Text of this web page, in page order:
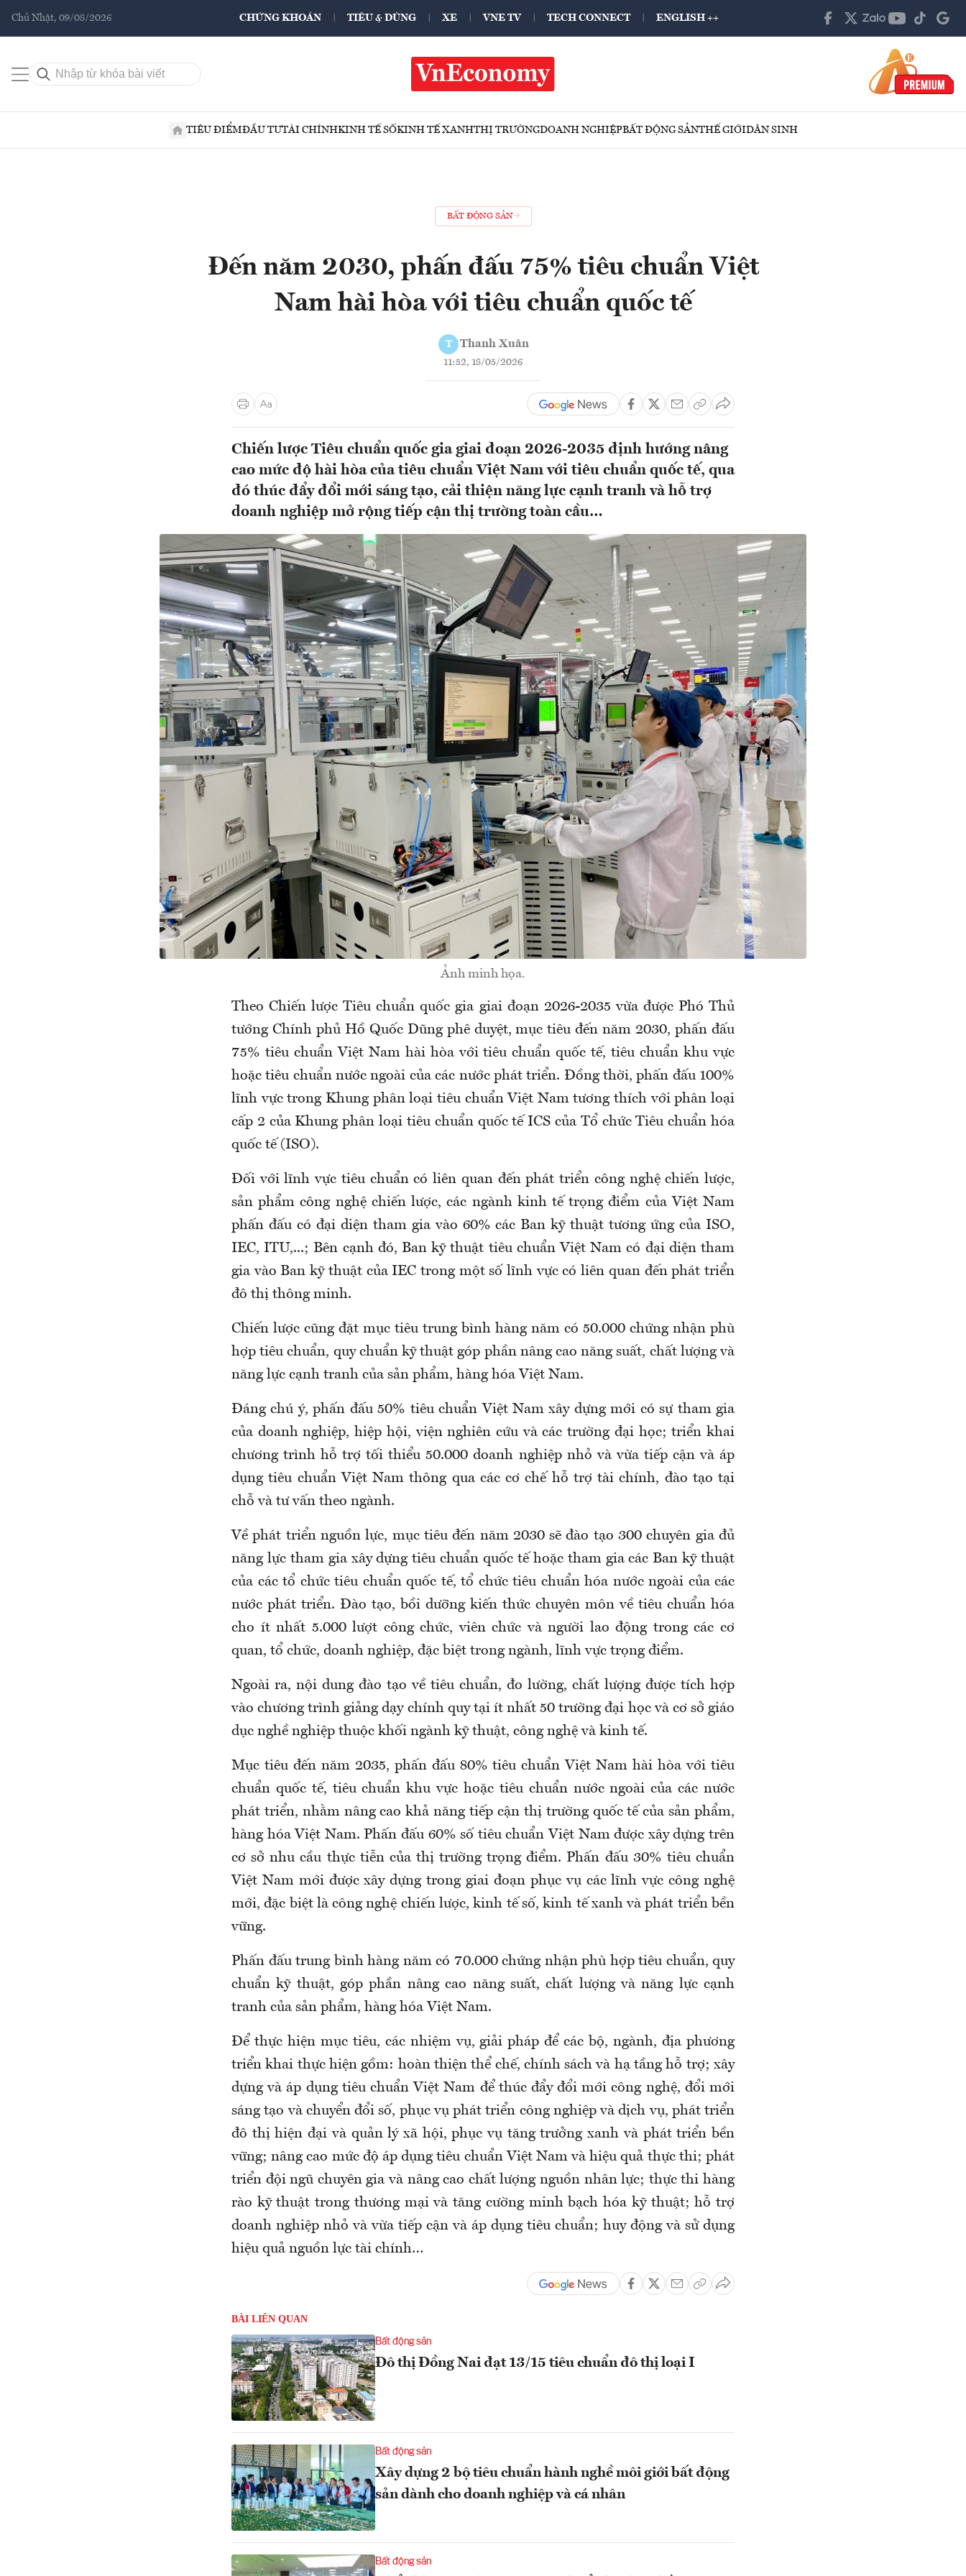
Chủ Nhật, 09/08/2026 CHỨNG KHOÁN TIÊU & DÙNG XE VNE TV TECH CONNECT ENGLISH ++
TIÊU ĐIỂMĐẦU TƯTÀI CHÍNHKINH TẾ SỐKINH TẾ XANHTHỊ TRƯỜNGDOANH NGHIỆPBẤT ĐỘNG SẢNTHẾ GIỚIDÂN SINH
BẤT ĐỘNG SẢN
Đến năm 2030, phấn đấu 75% tiêu chuẩn Việt
Nam hài hòa với tiêu chuẩn quốc tế
T Thanh Xuân
11:52, 18/05/2026
Chiến lược Tiêu chuẩn quốc gia giai đoạn 2026-2035 định hướng nâng
cao mức độ hài hòa của tiêu chuẩn Việt Nam với tiêu chuẩn quốc tế, qua
đó thúc đẩy đổi mới sáng tạo, cải thiện năng lực cạnh tranh và hỗ trợ
doanh nghiệp mở rộng tiếp cận thị trường toàn cầu…
Ảnh minh họa.
Theo Chiến lược Tiêu chuẩn quốc gia giai đoạn 2026-2035 vừa được Phó Thủ
tướng Chính phủ Hồ Quốc Dũng phê duyệt, mục tiêu đến năm 2030, phấn đấu
75% tiêu chuẩn Việt Nam hài hòa với tiêu chuẩn quốc tế, tiêu chuẩn khu vực
hoặc tiêu chuẩn nước ngoài của các nước phát triển. Đồng thời, phấn đấu 100%
lĩnh vực trong Khung phân loại tiêu chuẩn Việt Nam tương thích với phân loại
cấp 2 của Khung phân loại tiêu chuẩn quốc tế ICS của Tổ chức Tiêu chuẩn hóa
quốc tế (ISO).
Đối với lĩnh vực tiêu chuẩn có liên quan đến phát triển công nghệ chiến lược,
sản phẩm công nghệ chiến lược, các ngành kinh tế trọng điểm của Việt Nam
phấn đấu có đại diện tham gia vào 60% các Ban kỹ thuật tương ứng của ISO,
IEC, ITU,...; Bên cạnh đó, Ban kỹ thuật tiêu chuẩn Việt Nam có đại diện tham
gia vào Ban kỹ thuật của IEC trong một số lĩnh vực có liên quan đến phát triển
đô thị thông minh.
Chiến lược cũng đặt mục tiêu trung bình hàng năm có 50.000 chứng nhận phù
hợp tiêu chuẩn, quy chuẩn kỹ thuật góp phần nâng cao năng suất, chất lượng và
năng lực cạnh tranh của sản phẩm, hàng hóa Việt Nam.
Đáng chú ý, phấn đấu 50% tiêu chuẩn Việt Nam xây dựng mới có sự tham gia
của doanh nghiệp, hiệp hội, viện nghiên cứu và các trường đại học; triển khai
chương trình hỗ trợ tối thiểu 50.000 doanh nghiệp nhỏ và vừa tiếp cận và áp
dụng tiêu chuẩn Việt Nam thông qua các cơ chế hỗ trợ tài chính, đào tạo tại
chỗ và tư vấn theo ngành.
Về phát triển nguồn lực, mục tiêu đến năm 2030 sẽ đào tạo 300 chuyên gia đủ
năng lực tham gia xây dựng tiêu chuẩn quốc tế hoặc tham gia các Ban kỹ thuật
của các tổ chức tiêu chuẩn quốc tế, tổ chức tiêu chuẩn hóa nước ngoài của các
nước phát triển. Đào tạo, bồi dưỡng kiến thức chuyên môn về tiêu chuẩn hóa
cho ít nhất 5.000 lượt công chức, viên chức và người lao động trong các cơ
quan, tổ chức, doanh nghiệp, đặc biệt trong ngành, lĩnh vực trọng điểm.
Ngoài ra, nội dung đào tạo về tiêu chuẩn, đo lường, chất lượng được tích hợp
vào chương trình giảng dạy chính quy tại ít nhất 50 trường đại học và cơ sở giáo
dục nghề nghiệp thuộc khối ngành kỹ thuật, công nghệ và kinh tế.
Mục tiêu đến năm 2035, phấn đấu 80% tiêu chuẩn Việt Nam hài hòa với tiêu
chuẩn quốc tế, tiêu chuẩn khu vực hoặc tiêu chuẩn nước ngoài của các nước
phát triển, nhằm nâng cao khả năng tiếp cận thị trường quốc tế của sản phẩm,
hàng hóa Việt Nam. Phấn đấu 60% số tiêu chuẩn Việt Nam được xây dựng trên
cơ sở nhu cầu thực tiễn của thị trường trọng điểm. Phấn đấu 30% tiêu chuẩn
Việt Nam mới được xây dựng trong giai đoạn phục vụ các lĩnh vực công nghệ
mới, đặc biệt là công nghệ chiến lược, kinh tế số, kinh tế xanh và phát triển bền
vững.
Phấn đấu trung bình hàng năm có 70.000 chứng nhận phù hợp tiêu chuẩn, quy
chuẩn kỹ thuật, góp phần nâng cao năng suất, chất lượng và năng lực cạnh
tranh của sản phẩm, hàng hóa Việt Nam.
Để thực hiện mục tiêu, các nhiệm vụ, giải pháp để các bộ, ngành, địa phương
triển khai thực hiện gồm: hoàn thiện thể chế, chính sách và hạ tầng hỗ trợ; xây
dựng và áp dụng tiêu chuẩn Việt Nam để thúc đẩy đổi mới công nghệ, đổi mới
sáng tạo và chuyển đổi số, phục vụ phát triển công nghiệp và dịch vụ, phát triển
đô thị hiện đại và quản lý xã hội, phục vụ tăng trưởng xanh và phát triển bền
vững; nâng cao mức độ áp dụng tiêu chuẩn Việt Nam và hiệu quả thực thi; phát
triển đội ngũ chuyên gia và nâng cao chất lượng nguồn nhân lực; thực thi hàng
rào kỹ thuật trong thương mại và tăng cường minh bạch hóa kỹ thuật; hỗ trợ
doanh nghiệp nhỏ và vừa tiếp cận và áp dụng tiêu chuẩn; huy động và sử dụng
hiệu quả nguồn lực tài chính…
BÀI LIÊN QUAN
Bất động sản
Đô thị Đồng Nai đạt 13/15 tiêu chuẩn đô thị loại I
Bất động sản
Xây dựng 2 bộ tiêu chuẩn hành nghề môi giới bất động
sản dành cho doanh nghiệp và cá nhân
Bất động sản